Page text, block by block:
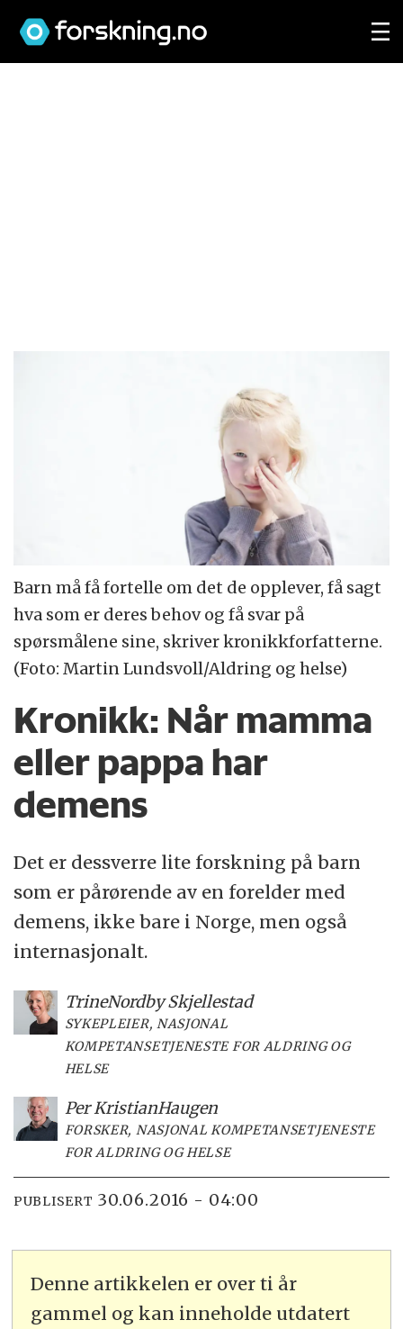
Barn må få fortelle om det de opplever, få sagt
hva som er deres behov og få svar på
spørsmålene sine, skriver kronikkforfatterne.
(Foto: Martin Lundsvoll/Aldring og helse)
Kronikk: Når mamma
eller pappa har
demens
Det er dessverre lite forskning på barn
som er pårørende av en forelder med
demens, ikke bare i Norge, men også
internasjonalt.
TrineNordby Skjellestad
SYKEPLEIER, NASJONAL
KOMPETANSETJENESTE FOR ALDRING OG
HELSE
Per KristianHaugen
FORSKER, NASJONAL KOMPETANSETJENESTE
FOR ALDRING OG HELSE
PUBLISERT 30.06.2016 - 04:00
Denne artikkelen er over ti år
gammel og kan inneholde utdatert